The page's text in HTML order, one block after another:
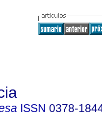
ISSN 0378-